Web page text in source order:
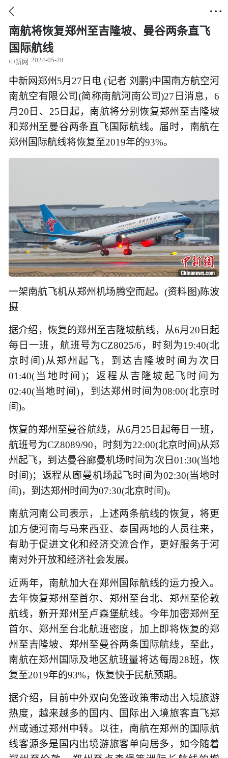
 
南航将恢复郑州至吉隆坡、曼谷两条直飞
国际航线
中新网 2024-05-28
中新网郑州5月27日电 (记者 刘鹏)中国南方航空河
南航空有限公司(简称南航河南公司)27日消息，6
月20日、25日起，南航将分别恢复郑州至吉隆坡
和郑州至曼谷两条直飞国际航线。届时，南航在
郑州国际航线将恢复至2019年的93%。
一架南航飞机从郑州机场腾空而起。(资料图)陈波
摄
据介绍，恢复的郑州至吉隆坡航线，从6月20日起
每日一班，航班号为CZ8025/6，时刻为19:40(北
京时间)从郑州起飞，到达吉隆坡时间为次日
01:40(当地时间)；返程从吉隆坡起飞时间为
02:40(当地时间)，到达郑州时间为08:00(北京时
间)。
恢复的郑州至曼谷航线，从6月25日起每日一班，
航班号为CZ8089/90，时刻为22:00(北京时间)从郑
州起飞，到达曼谷廊曼机场时间为次日01:30(当地
时间)；返程从廊曼机场起飞时间为02:30(当地时
间)，到达郑州时间为07:30(北京时间)。
南航河南公司表示，上述两条航线的恢复，将更
加方便河南与马来西亚、泰国两地的人员往来，
有助于促进文化和经济交流合作，更好服务于河
南对外开放和经济社会发展。
近两年，南航加大在郑州国际航线的运力投入。
去年恢复郑州至首尔、郑州至台北、郑州至伦敦
航线，新开郑州至卢森堡航线。今年加密郑州至
首尔、郑州至台北航班密度，加上即将恢复的郑
州至吉隆坡、郑州至曼谷两条国际航线，至此，
南航在郑州国际及地区航班量将达每周28班，恢
复至2019年的93%，恢复快于民航预期。
据介绍，目前中外双向免签政策带动出入境旅游
热度，越来越多的国内、国际出入境旅客直飞郑
州或通过郑州中转。以往，南航在郑州的国际航
线客源多是国内出境游旅客单向居多，如今随着